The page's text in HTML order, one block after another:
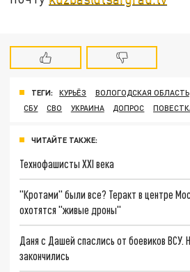
ТЕГИ: КУРЬЁЗ ВОЛОГОДСКАЯ ОБЛАСТЬ
СБУ
СВО УКРАИНА ДОПРОС
ЧИТАЙТЕ ТАКЖЕ:
Технофашисты XXI века
"Кротами" были все? Теракт в центре
охотятся "живые дроны"
Даня с Дашей спаслись от боевиков
закончились